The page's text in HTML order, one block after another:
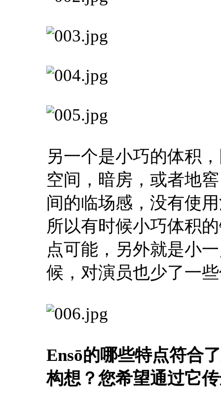
另一个是小巧的体积
空间，暗房，或者地
间的临场感，没有使
所以有时候小巧体积
点可能，另外就是小
候，对演员也少了一
Ensō的哪些特点符合
构想？您希望通过它